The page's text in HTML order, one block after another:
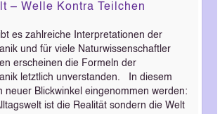
– Welle Kontra Teilchen
es zahlreiche Interpretationen der
und für viele Naturwissenschaftler
erscheinen die Formeln der
letztlich unverstanden. In diesem
neuer Blickwinkel eingenommen werden:
ist die Realität sondern die Welt